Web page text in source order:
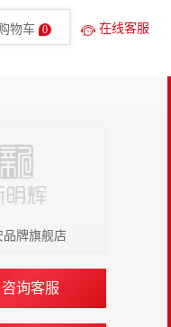
线 400-780-8577
物车 0 在线客服
直播
品牌旗舰店
咨询客服